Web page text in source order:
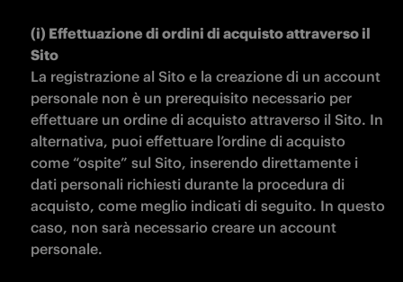
(i) Effettuazione di ordini di acquisto attraverso il
La registrazione al Sito e la creazione di un account
personale non è un prerequisito necessario per
effettuare un ordine di acquisto attraverso il Sito. In
alternativa, puoi effettuare l’ordine di acquisto
come “ospite” sul Sito, inserendo direttamente i
dati personali richiesti durante la procedura di
acquisto, come meglio indicati di seguito. In questo
caso, non sarà necessario creare un account
personale.